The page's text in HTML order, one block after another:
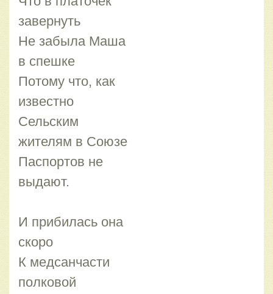
завернуть
Не забыла Маша
в спешке
Потому что, как
известно
Сельским
жителям в Союзе
Паспортов не
выдают.
И прибилась она
скоро
К медсанчасти
полковой